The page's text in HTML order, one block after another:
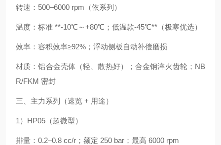
转速：500–6000 rpm（依系列）
温度：标准 **-10℃～+80℃；低温款-45℃**（极寒优选）
效率：容积效率≥92%；浮动侧板自动补偿磨损
材质：铝合金壳体（轻、散热好）；合金钢淬火齿轮；NB
R/FKM 密封
三、主力系列（速览 + 用途）
1）HP05（超微型）
排量：0.2–0.8 cc/r；额定 250 bar；最高 6000 rpm